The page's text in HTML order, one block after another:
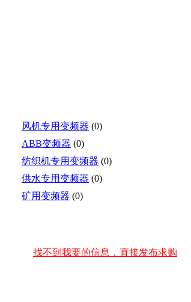
风机专用变频器 (0)
ABB变频器 (0)
纺织机专用变频器 (0)
供水专用变频器 (0)
矿用变频器 (0)
找不到我要的信息，直接发布求购